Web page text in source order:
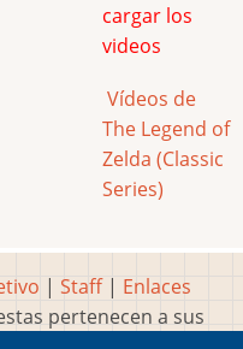
cargar los
videos
Vídeos de
The Legend of
Zelda (Classic
Series)
| Staff| Enlaces
pertenecen a sus